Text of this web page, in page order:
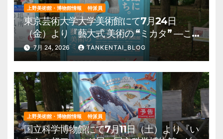
上野美術館・博物館情報 特派員
東京芸術大学大学美術館にて7月24日
（金）より『藝大式 美術の “ミカタ” ―こ
の夏、藝大生になる―』を開催。 上野公
園 美術館・博物館 混雑情報他
7月 24, 2026 TANKENTAI_BLOG
上野美術館・博物館情報 特派員
国立科学博物館にて7月11日（土）より『い